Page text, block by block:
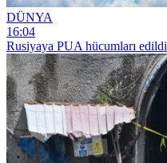
DÜNYA
16:04
Rusiyaya PUA hücumları edildi